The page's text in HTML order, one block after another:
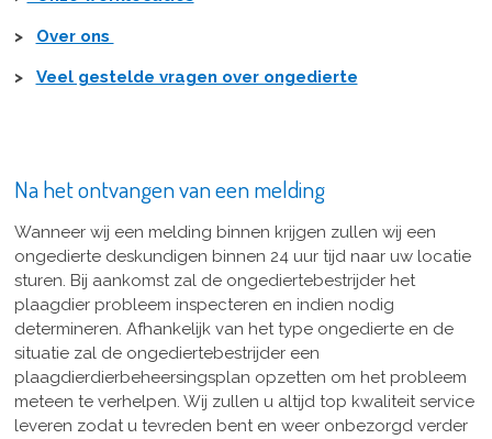
> Over ons
> Veel gestelde vragen over ongedierte
Na het ontvangen van een melding
Wanneer wij een melding binnen krijgen zullen wij een
ongedierte deskundigen binnen 24 uur tijd naar uw locatie
sturen. Bij aankomst zal de ongediertebestrijder het
plaagdier probleem inspecteren en indien nodig
determineren. Afhankelijk van het type ongedierte en de
situatie zal de ongediertebestrijder een
plaagdierdierbeheersingsplan opzetten om het probleem
meteen te verhelpen. Wij zullen u altijd top kwaliteit service
leveren zodat u tevreden bent en weer onbezorgd verder